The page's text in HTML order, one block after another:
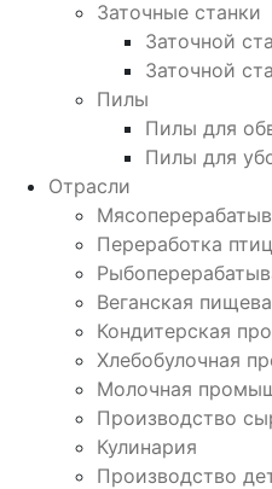
Заточные станки
Заточной
Заточной
Пилы
Пилы для
Пилы для
Отрасли
Переработка
Веганская
Кондитерская
Хлебобулочная
Молочная
Производство
Кулинария
Производство